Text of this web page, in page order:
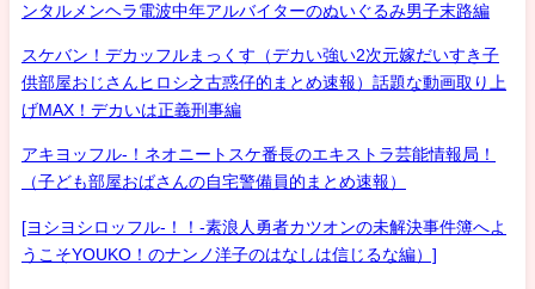
ンタルメンヘラ電波中年アルバイターのぬいぐるみ男子末路編
スケバン！デカッフルまっくす（デカい強い2次元嫁だいすき子
供部屋おじさんヒロシ之古惑仔的まとめ速報）話題な動画取り上
げMAX！デカいは正義刑事編
アキヨッフル-！ネオニートスケ番長のエキストラ芸能情報局！
（子ども部屋おばさんの自宅警備員的まとめ速報）
[ヨシヨシロッフル-！！-素浪人勇者カツオンの未解決事件簿へよ
うこそYOUKO！のナンノ洋子のはなしは信じるな編）]